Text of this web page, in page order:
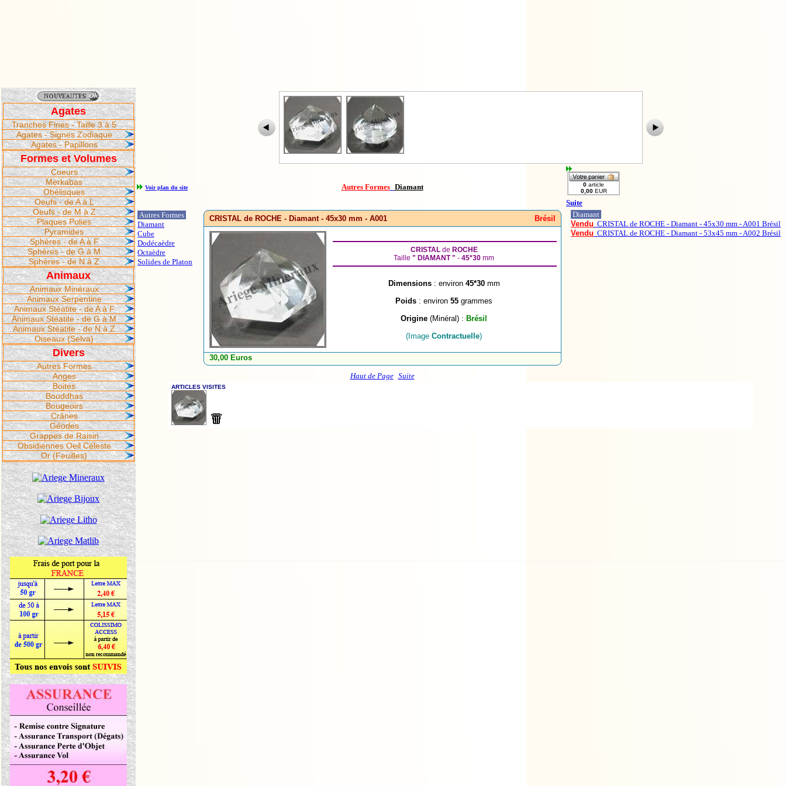
Agates
Tranches Fines - Taille 3 à 5
Agates - Signes Zodiaque
Agates - Papillons
Formes et Volumes
Coeurs
Merkabas
Obélisques
Oeufs - de A à L
Oeufs - de M à Z
Plaques Polies
Pyramides
Sphères - de A à F
Sphères - de G à M
Sphères - de N à Z
Animaux
Animaux Minéraux
Animaux Serpentine
Animaux Stéatite - de A à F
Animaux Stéatite - de G à M
Animaux Stéatite - de N à Z
Oiseaux (Selva)
Divers
Autres Formes
Anges
Boites
Bouddhas
Bougeoirs
Crânes
Géodes
Grappes de Raisin
Obsidiennes Oeil Céleste
Or (Feuilles)
Voir plan du site Autres Formes Diamant
Suite
Autres Formes
Diamant
Cube
Dodécaèdre
Octaèdre
Solides de Platon
CRISTAL de ROCHE - Diamant - 45x30 mm - A001 Brésil
CRISTAL de ROCHE
Taille " DIAMANT " - 45*30 mm
Dimensions : environ45*30 mm
Poids : environ 55 grammes
Origine (Minéral) : Brésil
(Image Contractuelle)
30,00 Euros
Diamant
Vendu CRISTAL de ROCHE - Diamant - 45x30 mm - A001 Brésil
Vendu CRISTAL de ROCHE - Diamant - 53x45 mm - A002 Brésil
Haut de Page Suite